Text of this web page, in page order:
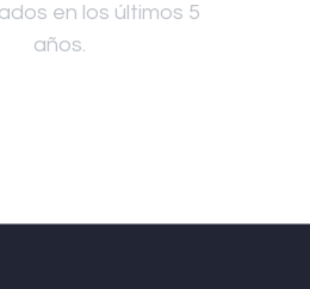
en los últimos 5
años.